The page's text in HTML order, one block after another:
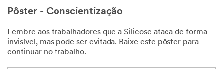
Pôster - Conscientização
Lembre aos trabalhadores que a Silicose ataca de forma
invisível, mas pode ser evitada. Baixe este pôster para
continuar no trabalho.